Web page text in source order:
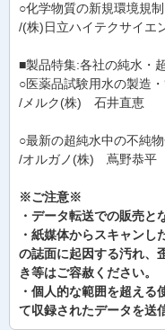
○化学物質の新規環境規
/(株)日立ハイテクサイ
■製品特集:各社の純水・
○医薬品試験用水の製造
/メルク(株) 石井直恵
○最新の超純水中の不純
/オルガノ(株) 蔦野恭平
※ご注意※
・データ転送での販売と
・紙媒体からスキャン
の誌面に起因する汚れ、
き等はご容赦ください。
・個人的な範囲を超え
て収録されたデータを送